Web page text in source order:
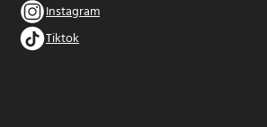
Instagram
Tiktok